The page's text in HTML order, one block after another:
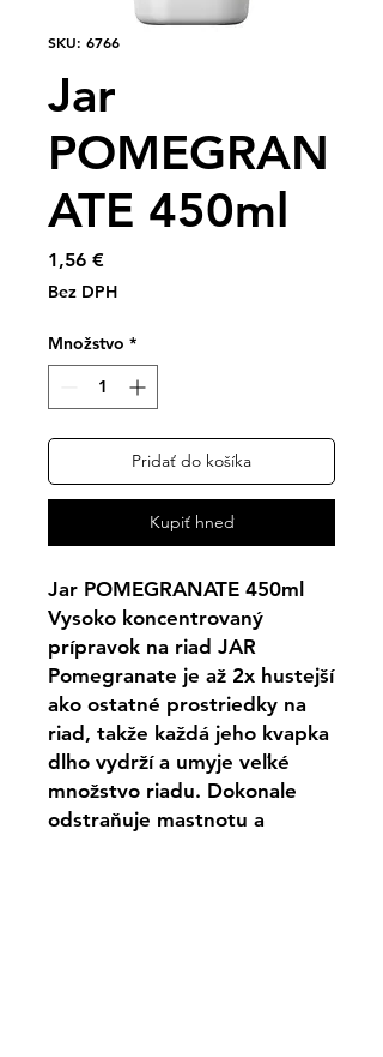
SKU: 6766
Jar
POMEGRAN
ATE 450ml
1,56 €Price
Bez DPH
Množstvo *
Pridať do košíka
Kupiť hneď
Jar POMEGRANATE 450ml
Vysoko koncentrovaný
prípravok na riad JAR
Pomegranate je až 2x hustejší
ako ostatné prostriedky na
riad, takže každá jeho kvapka
dlho vydrží a umyje veľké
množstvo riadu. Dokonale
odstraňuje mastnotu a